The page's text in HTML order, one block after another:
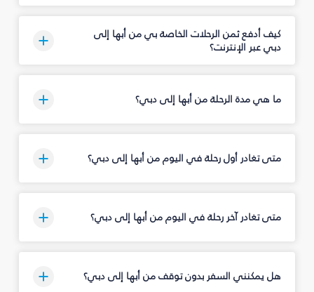
كيف أدفع ثمن الرحلات الخاصة بي من أبها إلى
دبي عبر الإنترنت؟
ما هي مدة الرحلة من أبها إلى دبي؟
متى تغادر أول رحلة في اليوم من أبها إلى دبي؟
متى تغادر آخر رحلة في اليوم من أبها إلى دبي؟
هل يمكنني السفر بدون توقف من أبها إلى دبي؟